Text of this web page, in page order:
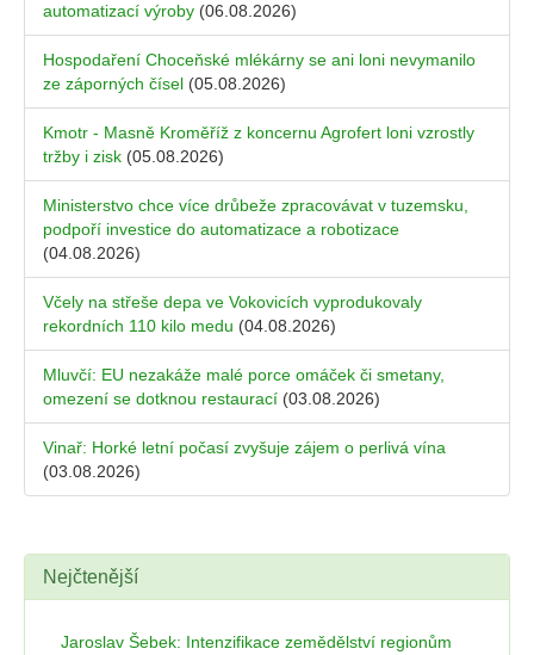
automatizací výroby (06.08.2026)
Hospodaření Choceňské mlékárny se ani loni nevymanilo
ze záporných čísel (05.08.2026)
Kmotr - Masně Kroměříž z koncernu Agrofert loni vzrostly
tržby i zisk (05.08.2026)
Ministerstvo chce více drůbeže zpracovávat v tuzemsku,
podpoří investice do automatizace a robotizace
(04.08.2026)
Včely na střeše depa ve Vokovicích vyprodukovaly
rekordních 110 kilo medu (04.08.2026)
Mluvčí: EU nezakáže malé porce omáček či smetany,
omezení se dotknou restaurací (03.08.2026)
Vinař: Horké letní počasí zvyšuje zájem o perlivá vína
(03.08.2026)
Nejčtenější
Jaroslav Šebek: Intenzifikace zemědělství regionům